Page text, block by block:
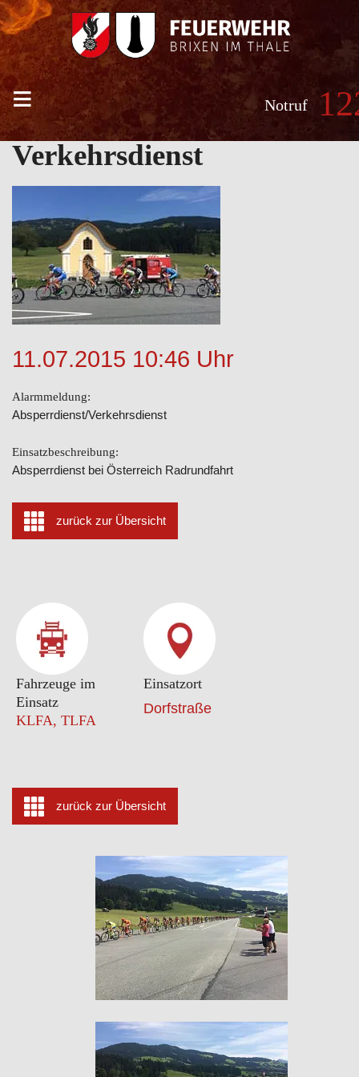
≡ Notruf
Verkehrsdienst
11.07.2015 10:46 Uhr
Alarmmeldung:
Absperrdienst/Verkehrsdienst
Einsatzbeschreibung:
Absperrdienst bei Österreich Radrundfahrt
zurück zur Übersicht
Fahrzeuge im
Einsatz
KLFA, TLFA
Einsatzort
Dorfstraße
zurück zur Übersicht